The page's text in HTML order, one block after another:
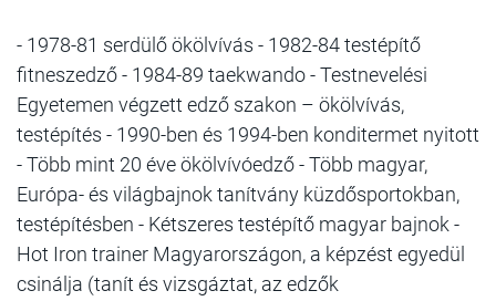
- 1978-81 serdülő ökölvívás - 1982-84 testépítő
fitneszedző - 1984-89 taekwando - Testnevelési
Egyetemen végzett edző szakon – ökölvívás,
testépítés - 1990-ben és 1994-ben konditermet nyitott
- Több mint 20 éve ökölvívóedző - Több magyar,
Európa- és világbajnok tanítvány küzdősportokban,
testépítésben - Kétszeres testépítő magyar bajnok -
Hot Iron trainer Magyarországon, a képzést egyedül
csinálja (tanít és vizsgáztat, az edzők